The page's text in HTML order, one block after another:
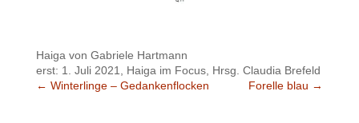
Haiga von Gabriele Hartmann
erst: 1. Juli 2021, Haiga im Focus, Hrsg. Claudia Brefeld
← Winterlinge – Gedankenflocken Forelle blau →